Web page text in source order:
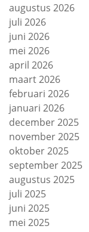
augustus 2026
juli 2026
juni 2026
mei 2026
april 2026
maart 2026
februari 2026
januari 2026
december 2025
november 2025
oktober 2025
september 2025
augustus 2025
juli 2025
juni 2025
mei 2025